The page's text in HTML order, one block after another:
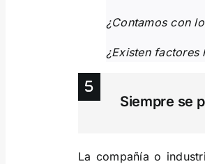
¿Contamos con
¿Existen factores
Siempre se
La compañía o